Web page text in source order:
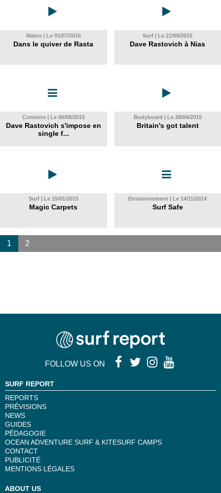
Matos | Le 01/07/2016
Dans le quiver de Rasta
Surf | Le 21/09/2015
Dave Rastovich à Nias
Contests | Le 06/08/2015
Dave Rastovich s'impose en
single f...
Bodyboard | Le 28/04/2015
Britain's got talent
Surf | Le 15/01/2015
Magic Carpets
Environnement | Le 14/11/2014
Surf Safe
1 2
FOLLOW US ON
SURF REPORT
REPORTS
PRÉVISIONS
NEWS
GUIDES
PÉDAGOGIE
OCEAN ADVENTURE SURF & KITESURF CAMPS
CONTACT
PUBLICITÉ
MENTIONS LÉGALES
ABOUT US